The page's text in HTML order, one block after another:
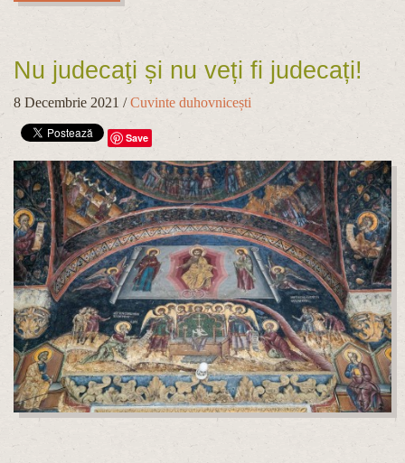
Nu judecaţi și nu veți fi judecați!
8 Decembrie 2021 /Cuvinte duhovnicești
Save